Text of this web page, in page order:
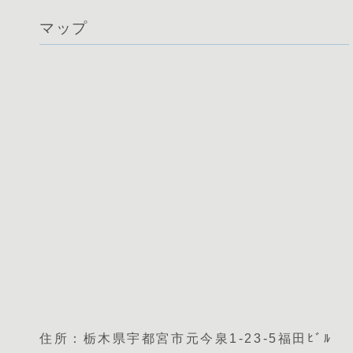
マップ
住所：栃木県宇都宮市元今泉1-23-5福田ﾋﾞﾙ